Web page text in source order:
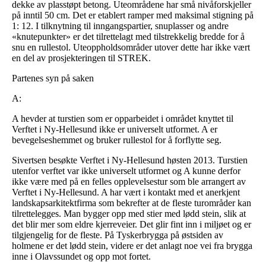
dekke av plasstøpt betong. Uteområdene har små nivåforskjeller
på inntil 50 cm. Det er etablert ramper med maksimal stigning på
1: 12. I tilknytning til inngangspartier, snuplasser og andre
«knutepunkter» er det tilrettelagt med tilstrekkelig bredde for å
snu en rullestol. Uteoppholdsområder utover dette har ikke vært
en del av prosjekteringen til STREK.
Partenes syn på saken
A:
A hevder at turstien som er opparbeidet i området knyttet til
Verftet i Ny-Hellesund ikke er universelt utformet. A er
bevegelseshemmet og bruker rullestol for å forflytte seg.
Sivertsen besøkte Verftet i Ny-Hellesund høsten 2013. Turstien
utenfor verftet var ikke universelt utformet og A kunne derfor
ikke være med på en felles opplevelsestur som ble arrangert av
Verftet i Ny-Hellesund. A har vært i kontakt med et anerkjent
landskapsarkitektfirma som bekrefter at de fleste turområder kan
tilrettelegges. Man bygger opp med stier med lødd stein, slik at
det blir mer som eldre kjerreveier. Det glir fint inn i miljøet og er
tilgjengelig for de fleste. På Tyskerbrygga på østsiden av
holmene er det lødd stein, videre er det anlagt noe vei fra brygga
inne i Olavssundet og opp mot fortet.